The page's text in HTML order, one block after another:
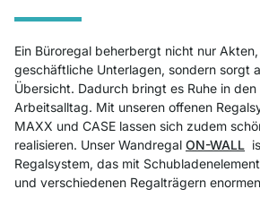
Ein Büroregal beherbergt nicht nur
geschäftliche Unterlagen, sondern sorgt
Übersicht. Dadurch bringt es Ruhe in
Arbeitsalltag. Mit unseren offenen
MAXX und CASE lassen sich zudem
realisieren. Unser Wandregal ON-WALL
Regalsystem, das mit
und verschiedenen Regalträgern